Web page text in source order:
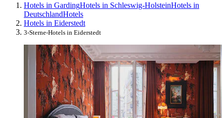
Hotels in GardingHotels in Schleswig-HolsteinHotels in
DeutschlandHotels
Hotels in Eiderstedt
3-Sterne-Hotels in Eiderstedt